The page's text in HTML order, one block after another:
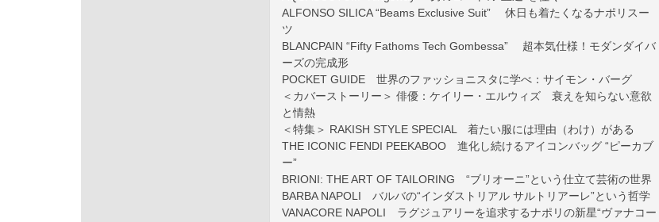
ALFONSO SILICA “Beams Exclusive Suit” 休日も着たくなるナポリスー
ツ
BLANCPAIN “Fifty Fathoms Tech Gombessa” 超本気仕様！モダンダイバ
ーズの完成形
POCKET GUIDE 世界のファッショニスタに学べ：サイモン・バーグ
＜カバーストーリー＞ 俳優：ケイリー・エルウィズ 衰えを知らない意欲
と情熱
＜特集＞ RAKISH STYLE SPECIAL 着たい服には理由（わけ）がある
THE ICONIC FENDI PEEKABOO 進化し続けるアイコンバッグ “ピーカブ
ー”
BRIONI: THE ART OF TAILORING “ブリオーニ”という仕立て芸術の世界
BARBA NAPOLI バルバの“インダストリアル サルトリアーレ”という哲学
VANACORE NAPOLI ラグジュアリーを追求するナポリの新星“ヴァナコー